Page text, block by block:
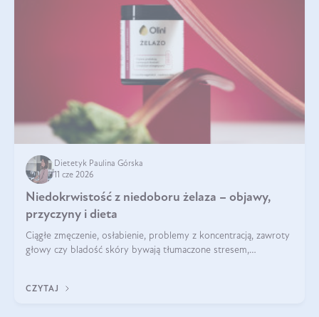
Dietetyk Paulina Górska
11 cze 2026
Niedokrwistość z niedoboru żelaza – objawy,
przyczyny i dieta
Ciągłe zmęczenie, osłabienie, problemy z koncentracją, zawroty
głowy czy bladość skóry bywają tłumaczone stresem,
CZYTAJ